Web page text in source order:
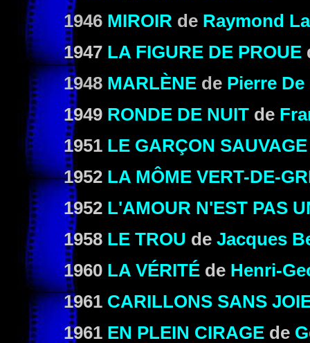
1946 MIROIR de Raymond
1947 LA FIGURE DE PROUE
1948 MARLÈNE de Pierre
1949 RONDE DE NUIT de
1951 LE GARÇON SAUVAGE
1952 LA MÔME VERT-DE-
1952 L'AMOUR N'EST PAS
1958 LE TROU de Jacques
1960 LA VÉRITÉ de Henri-
1961 CARILLONS SANS
1961 EN PLEIN CIRAGE de